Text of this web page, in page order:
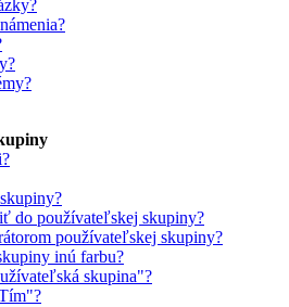
do používateľskej skupiny?
používateľskej skupiny?
inú farbu?
skupina"?